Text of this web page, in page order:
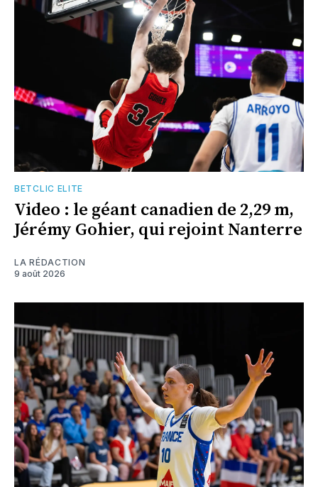
BETCLIC ELITE
Video : le géant canadien de 2,29 m,
Jérémy Gohier, qui rejoint Nanterre
LA RÉDACTION
9 août 2026